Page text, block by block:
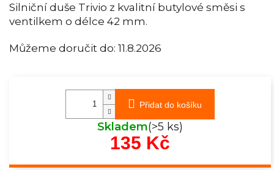
Můžeme doručit do: 11.8.2026
Silniční duše Trivio z kvalitní butylové směsi s
ventilkem o délce 42 mm.
Přidat do košíku
Skladem(>5 ks)
135 Kč